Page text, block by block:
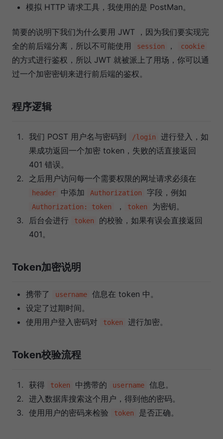
模拟 HTTP 请求工具，我使用的是 PostMan。
简要的说明下我们为什么要用 JWT ，因为我们要实现完
全的前后端分离，所以不可能使用
session ， cookie
的方式进行鉴权，所以 JWT 就被派上了用场，你可以通
过一个加密密钥来进行前后端的鉴权。
程序逻辑
我们 POST 用户名与密码到 /login
进行登入，如
果成功返回一个加密 token，失败的话直接返回
401 错误。
之后用户访问每一个需要权限的网址请求必须在
header 中添加 Authorization 字段，例如
Authorization: token ， token
为密钥。
后台会进行
token
的校验，如果有误会直接返回
401。
Token加密说明
携带了 username
信息在 token 中。
设定了过期时间。
使用用户登入密码对
token 进行加密。
Token校验流程
获得 token 中携带的 username
信息。
进入数据库搜索这个用户，得到他的密码。
使用用户的密码来检验
token 是否正确。